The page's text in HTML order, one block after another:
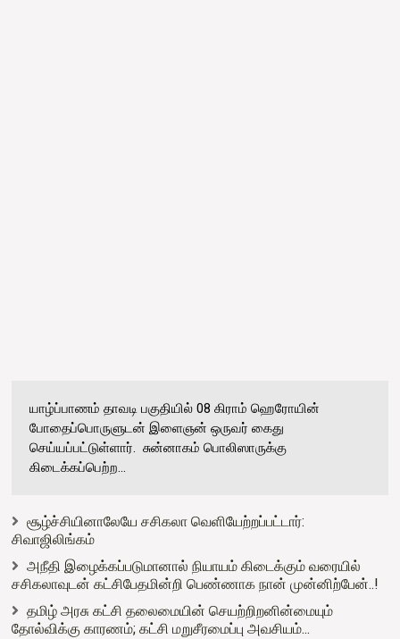
யாழ்ப்பாணம் தாவடி பகுதியில் 08 கிராம் ஹெரோயின்
போதைப்பொருளுடன் இளைஞன் ஒருவர் கைது
செய்யப்பட்டுள்ளார். சுன்னாகம் பொலிஸாருக்கு
கிடைக்கப்பெற்ற...
சூழ்ச்சியினாலேயே சசிகலா வெளியேற்றப்பட்டார்:
சிவாஜிலிங்கம்
அநீதி இழைக்கப்படுமானால் நியாயம் கிடைக்கும் வரையில்
சசிகலாவுடன் கட்சிபேதமின்றி பெண்ணாக நான் முன்னிற்பேன்..!
தமிழ் அரசு கட்சி தலைமையின் செயற்றிறனின்மையும்
தோல்விக்கு காரணம்; கட்சி மறுசீரமைப்பு அவசியம்...